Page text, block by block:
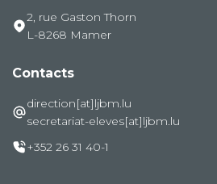
2, rue Gaston Thorn
L-8268 Mamer
Contacts
direction[at]ljbm.lu
secretariat-eleves[at]ljbm.lu
+352 26 31 40-1